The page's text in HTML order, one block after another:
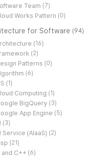
Team (7)
Works Pattern (0)
for Software (94)
(16)
(2)
Patterns (0)
(6)
(1)
Computing (1)
BigQuery (3)
App Engine (5)
(3)
Service (AIaaS) (2)
(21)
and C++ (6)